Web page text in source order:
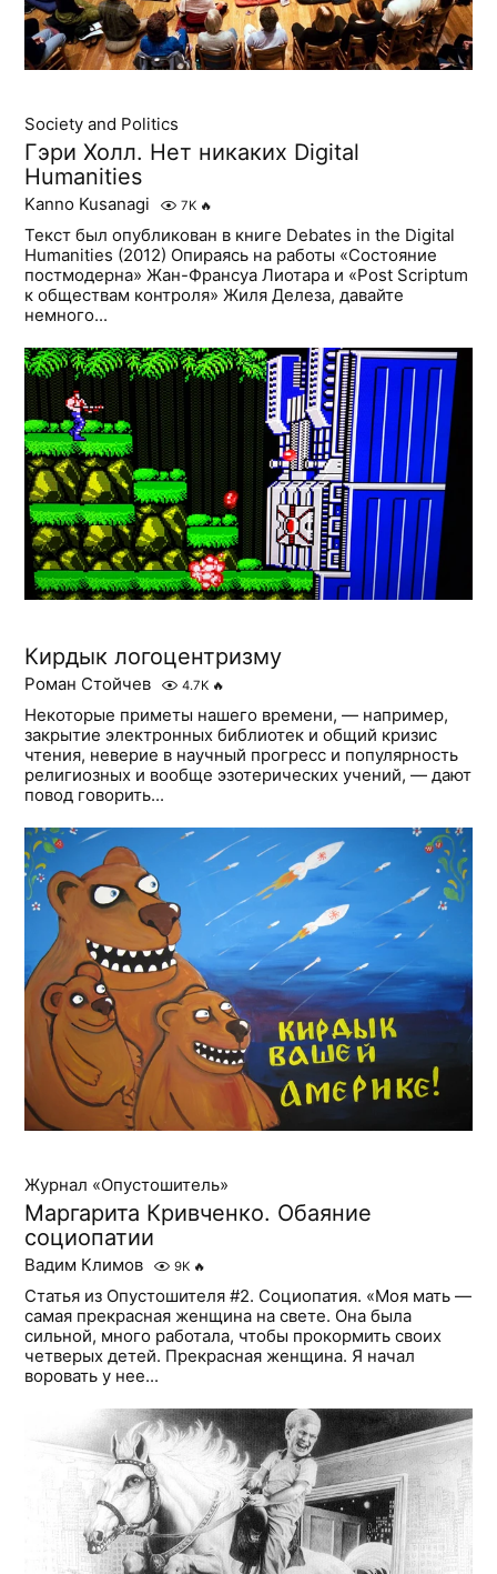
Society and Politics
Гэри Холл. Нет никаких Digital
Humanities
Kanno Kusanagi 7K 🔥
Текст был опубликован в книге Debates in the Digital
Humanities (2012) Опираясь на работы «Состояние
постмодерна» Жан-Франсуа Лиотара и «Post Scriptum
к обществам контроля» Жиля Делеза, давайте
немного...
Кирдык логоцентризму
Роман Стойчев 4.7K 🔥
Некоторые приметы нашего времени, — например,
закрытие электронных библиотек и общий кризис
чтения, неверие в научный прогресс и популярность
религиозных и вообще эзотерических учений, — дают
повод говорить...
Журнал «Опустошитель»
Маргарита Кривченко. Обаяние
социопатии
Вадим Климов 9K 🔥
Статья из Опустошителя #2. Социопатия. «Моя мать —
самая прекрасная женщина на свете. Она была
сильной, много работала, чтобы прокормить своих
четверых детей. Прекрасная женщина. Я начал
воровать у нее...